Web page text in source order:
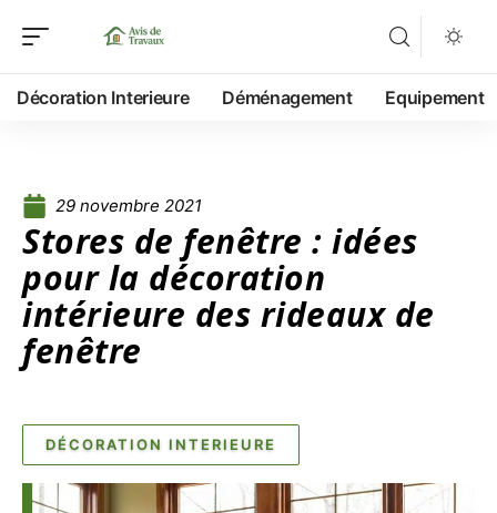
Décoration Interieure Déménagement Equipement
29 novembre 2021
Stores de fenêtre : idées
pour la décoration
intérieure des rideaux de
fenêtre
DÉCORATION INTERIEURE